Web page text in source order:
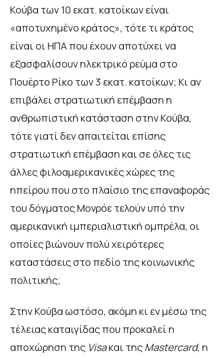
Κούβα των 10 εκατ. κατοίκων είναι
«αποτυχημένο κράτος», τότε τι κράτος
είναι οι ΗΠΑ που έχουν αποτύχει να
εξασφαλίσουν ηλεκτρικό ρεύμα στο
Πουέρτο Ρίκο των 3 εκατ. κατοίκων; Κι αν
επιβάλει στρατιωτική επέμβαση η
ανθρωπιστική κατάσταση στην Κούβα,
τότε γιατί δεν απαιτείται επίσης
στρατιωτική επέμβαση και σε όλες τις
άλλες φιλοαμερικανικές χώρες της
ηπείρου που στο πλαίσιο της επαναφοράς
του δόγματος Μονρόε τελούν υπό την
αμερικανική ιμπεριαλιστική ομπρέλα, οι
οποίες βιώνουν πολύ χειρότερες
καταστάσεις στο πεδίο της κοινωνικής
πολιτικής;
Στην Κούβα ωστόσο, ακόμη κι εν μέσω της
τέλειας καταιγίδας που προκαλεί η
αποχώρηση της Visaκαι τηςMastercard, η